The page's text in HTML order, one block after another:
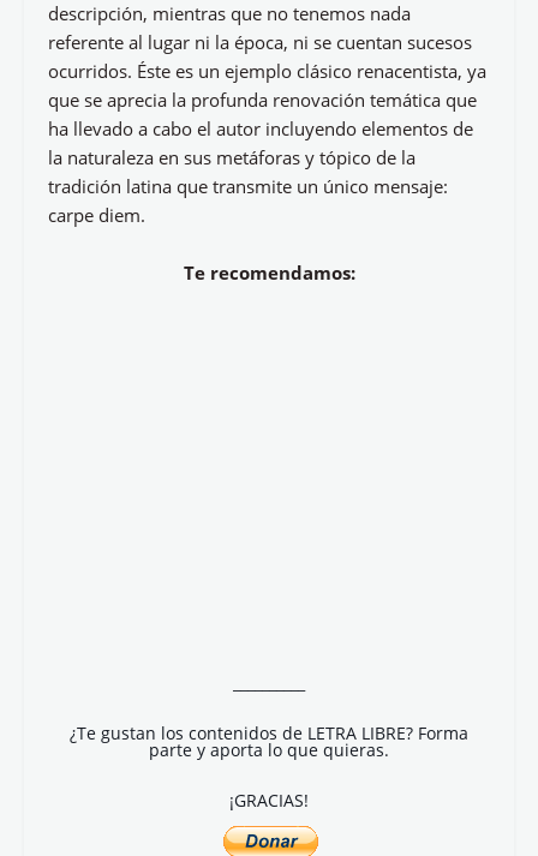
descripción, mientras que no tenemos nada
referente al lugar ni la época, ni se cuentan sucesos
ocurridos. Éste es un ejemplo clásico renacentista, ya
que se aprecia la profunda renovación temática que
ha llevado a cabo el autor incluyendo elementos de
la naturaleza en sus metáforas y tópico de la
tradición latina que transmite un único mensaje:
carpe diem.
Te recomendamos:
¿Te gustan los contenidos de LETRA LIBRE? Forma
parte y aporta lo que quieras.
¡GRACIAS!